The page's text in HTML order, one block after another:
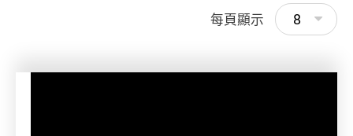
每頁顯示 8